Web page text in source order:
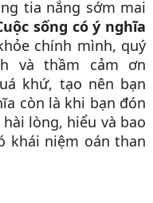
tia nắng sớm mai
sống có ý nghĩa
chính mình, quý
và thầm cảm ơn
khứ, tạo nên bạn
còn là khi bạn đón
lòng, hiểu và bao
khái niệm oán than